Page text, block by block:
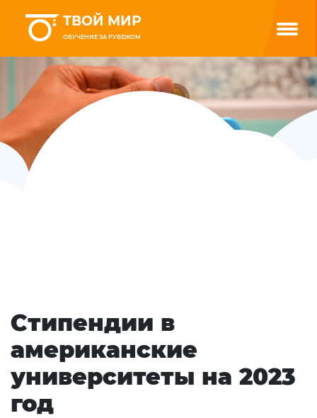
ТВОЙ МИР
ОБУЧЕНИЕ ЗА РУБЕЖОМ
Стипендии в
американские
университеты на 2023
год